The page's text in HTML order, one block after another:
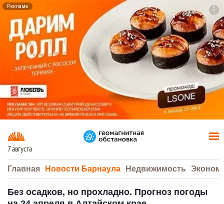
Реклама
7 августа
Главная Новости Барнаула Недвижимость
Без осадков, но прохладно. Прогноз погоды